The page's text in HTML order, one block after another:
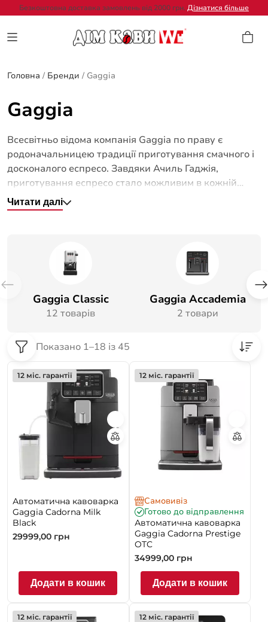
Безкоштовна доставка замовлень від 2000 грн. Дізнатися більше
Головна / Бренди / Gaggia
Gaggia
Всесвітньо відома компанія Gaggia по праву є
родоначальницею традиції приготування смачного і
досконалого еспресо. Завдяки Ачиль Гаджія,
приготування еспресо стало можливим в кожній
кав’ярні світу й у вас вдома. Кавова машина Gaggia є
еталоном надійності та бездоганної якості в кожній
Читати далі
Gaggia Classic
12 товарів
Gaggia Accademia
2 товари
Показано 1–18 із 45
12 міс. гарантії
Автоматична кавоварка
Gaggia Cadorna Milk
Black
29999,00 грн
Додати в кошик
12 міс. гарантії
Самовивіз
Готово до відправлення
Автоматична кавоварка
Gaggia Cadorna Prestige
OTC
34999,00 грн
Додати в кошик
12 міс. гарантії 12 міс. гарантії